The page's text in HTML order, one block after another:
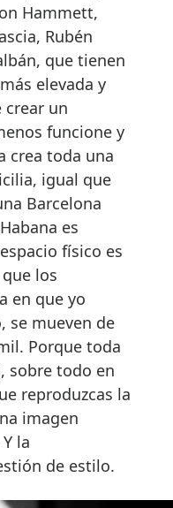
Hammett,
Rubén
que tienen
elevada y
crear un
funcione y
crea toda una
igual que
Barcelona
es
físico es
los
en que yo
se mueven de
Porque toda
sobre todo en
reproduzcas la
imagen
la
de estilo.